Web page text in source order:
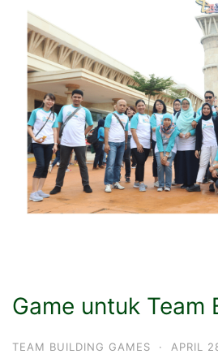
Game untuk Team
TEAM BUILDING GAMES · APRIL